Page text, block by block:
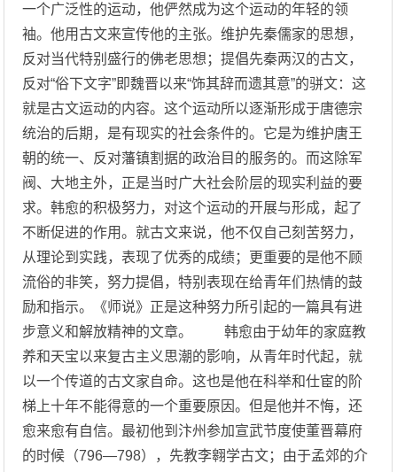
一个广泛性的运动，他俨然成为这个运动的年轻的领
袖。他用古文来宣传他的主张。维护先秦儒家的思想，
反对当代特别盛行的佛老思想；提倡先秦两汉的古文，
反对“俗下文字”即魏晋以来“饰其辞而遗其意”的骈文：这
就是古文运动的内容。这个运动所以逐渐形成于唐德宗
统治的后期，是有现实的社会条件的。它是为维护唐王
朝的统一、反对藩镇割据的政治目的服务的。而这除军
阀、大地主外，正是当时广大社会阶层的现实利益的要
求。韩愈的积极努力，对这个运动的开展与形成，起了
不断促进的作用。就古文来说，他不仅自己刻苦努力，
从理论到实践，表现了优秀的成绩；更重要的是他不顾
流俗的非笑，努力提倡，特别表现在给青年们热情的鼓
励和指示。《师说》正是这种努力所引起的一篇具有进
步意义和解放精神的文章。 韩愈由于幼年的家庭教
养和天宝以来复古主义思潮的影响，从青年时代起，就
以一个传道的古文家自命。这也是他在科举和仕宦的阶
梯上十年不能得意的一个重要原因。但是他并不悔，还
愈来愈有自信。最初他到汴州参加宣武节度使董晋幕府
的时候（796—798），先教李翱学古文；由于孟郊的介